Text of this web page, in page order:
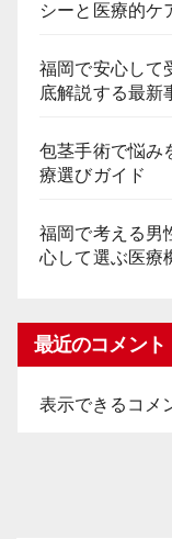
シーと医療的ケ
福岡で安心して
底解説する最新
包茎手術で悩み
療選びガイド
福岡で考える男
心して選ぶ医療
最近のコメント
表示できるコメ